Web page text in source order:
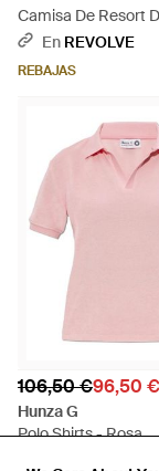
Camisa De Resort
Towelling Resort
Xl) - Amarillo
En REVOLVE
REBAJAS
106,50 €96,50 €
Hunza G
Polo Shirts - Rosa